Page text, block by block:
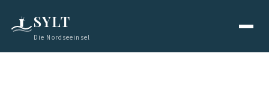
SYLT
Die Nordseeinsel